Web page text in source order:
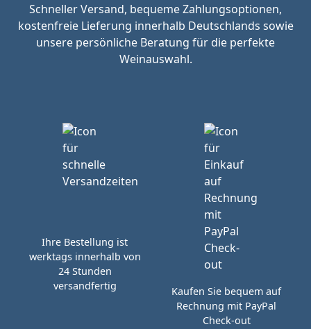
Schneller Versand, bequeme Zahlungsoptionen,
kostenfreie Lieferung innerhalb Deutschlands sowie
unsere persönliche Beratung für die perfekte
Weinauswahl.
Ihre Bestellung ist
werktags innerhalb von
24 Stunden
versandfertig
Kaufen Sie bequem auf
Rechnung mit PayPal
Check-out